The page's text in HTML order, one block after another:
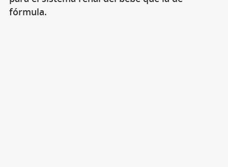
fórmula.